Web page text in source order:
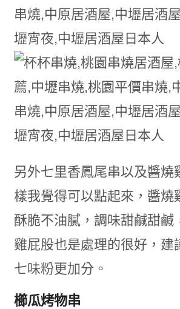
另外七里香鳳尾串以及醬燒
樣我覺得可以點起來，醬燒
酥脆不油膩，調味甜鹹甜鹹
雞屁股也是處理的很好，建
七味粉更加分。
櫛瓜烤物串